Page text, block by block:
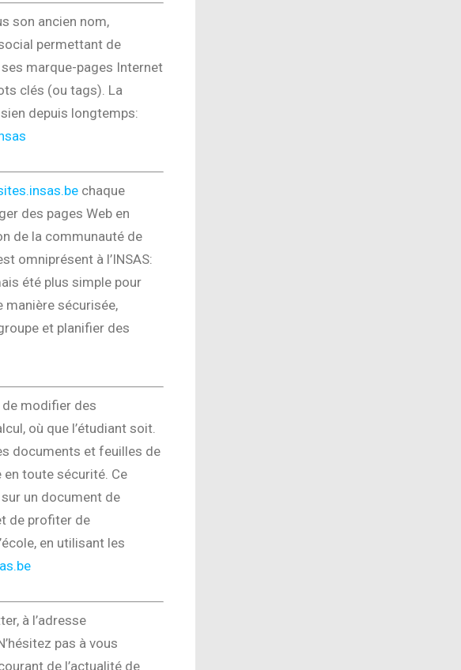
son ancien nom,
permettant de
marque-pages Internet
clés (ou tags). La
sien depuis longtemps:
chaque
des pages Web en
de la communauté de
omniprésent à l’INSAS:
été plus simple pour
manière sécurisée,
et planifier des
modifier des
où que l’étudiant soit.
documents et feuilles de
toute sécurité. Ce
un document de
de profiter de
en utilisant les
à l’adresse
pas à vous
de l’actualité de